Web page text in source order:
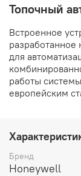
Топочный
Встроенное
для
работы
европейским
Бренд
Honeywell